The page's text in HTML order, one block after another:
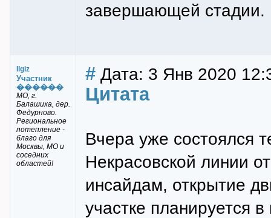
завершающей стадии.
Ilgiz
Участник
������
МО, г.
Балашиха, дер.
Федурново.
Региональное
потепление -
благо для
Москвы, МО и
соседних
областей!
# Дата: 3 Янв 2020
Цитата
Вчера уже состоялся
Некрасовской линии
инсайдам, открытие
участке планируется